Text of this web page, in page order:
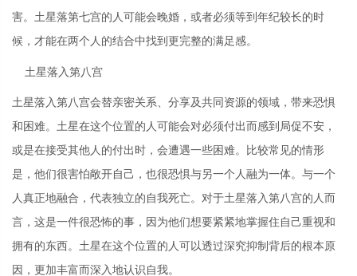
害。土星落第七宫的人可能会晚婚，或者必须等到年纪较长的时
候，才能在两个人的结合中找到更完整的满足感。
土星落入第八宫
土星落入第八宫会替亲密关系、分享及共同资源的领域，带来恐惧
和困难。土星在这个位置的人可能会对必须付出而感到局促不安，
或是在接受其他人的付出时，会遭遇一些困难。比较常见的情形
是，他们很害怕敞开自己，也很恐惧与另一个人融为一体。与一个
人真正地融合，代表独立的自我死亡。对于土星落入第八宫的人而
言，这是一件很恐怖的事，因为他们想要紧紧地掌握住自己重视和
拥有的东西。土星在这个位置的人可以透过深究抑制背后的根本原
因，更加丰富而深入地认识自我。